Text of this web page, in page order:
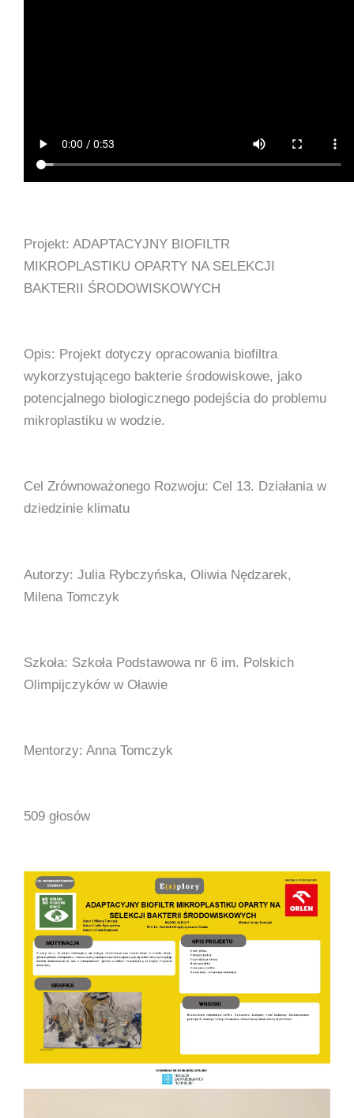
Projekt: ADAPTACYJNY BIOFILTR
MIKROPLASTIKU OPARTY NA SELEKCJI
BAKTERII ŚRODOWISKOWYCH
Opis: Projekt dotyczy opracowania biofiltra
wykorzystującego bakterie środowiskowe, jako
potencjalnego biologicznego podejścia do problemu
mikroplastiku w wodzie.
Cel Zrównoważonego Rozwoju: Cel 13. Działania w
dziedzinie klimatu
Autorzy: Julia Rybczyńska, Oliwia Nędzarek,
Milena Tomczyk
Szkoła: Szkoła Podstawowa nr 6 im. Polskich
Olimpijczyków w Oławie
Mentorzy: Anna Tomczyk
509 głosów